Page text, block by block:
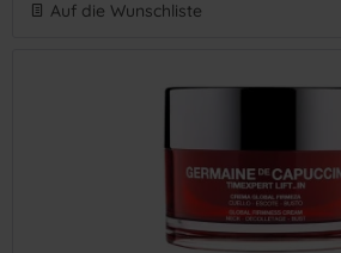
Auf die Wunschliste